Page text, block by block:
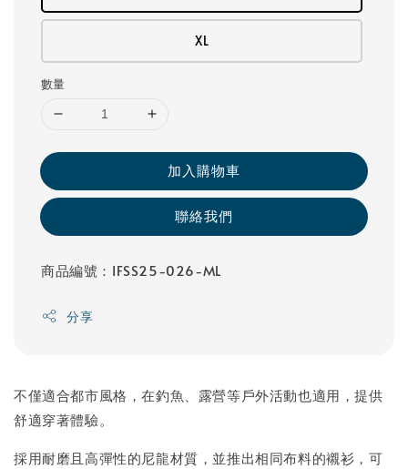
XL
數量
加入購物車
聯絡我們
商品編號：IFSS25-026-ML
分享
不僅適合都市風格，在釣魚、露營等戶外活動也適用，提供
舒適穿著體驗。
採用耐磨且高彈性的尼龍材質，並推出相同布料的襯衫，可